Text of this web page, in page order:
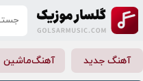
آهنگ جدید آهنگ‌ماشین